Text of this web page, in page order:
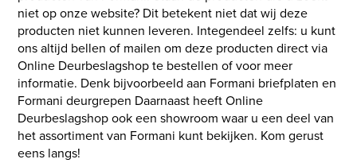
niet op onze website? Dit betekent niet dat wij deze
producten niet kunnen leveren. Integendeel zelfs: u kunt
ons altijd bellen of mailen om deze producten direct via
Online Deurbeslagshop te bestellen of voor meer
informatie. Denk bijvoorbeeld aan Formani briefplaten en
Formani deurgrepen Daarnaast heeft Online
Deurbeslagshop ook een showroom waar u een deel van
het assortiment van Formani kunt bekijken. Kom gerust
eens langs!